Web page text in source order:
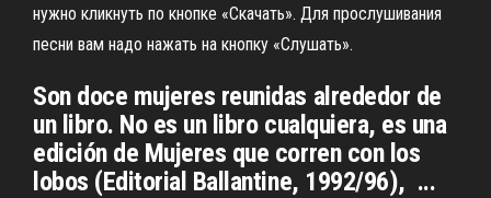
нужно кликнуть по кнопке «Скачать». Для прослушивания
песни вам надо нажать на кнопку «Слушать».
Son doce mujeres reunidas alrededor de
un libro. No es un libro cualquiera, es una
edición de Mujeres que corren con los
lobos (Editorial Ballantine, 1992/96), ...